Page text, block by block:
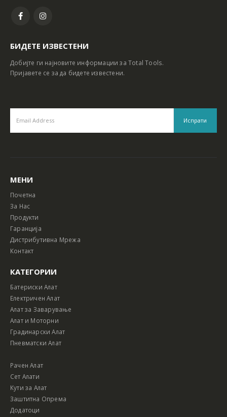
БИДЕТЕ ИЗВЕСТЕНИ
Добијте ги најновите информации за Total Tools.
Пријавете се за да бидете известени.
МЕНИ
Почетна
За Нас
Продукти
Гаранција
Дистрибутивна Мрежа
Контакт
КАТЕГОРИИ
Батериски Алат
Електричен Алат
Алат за Заварување
Алат и Моторни
Градинарски Алат
Пневматски Алат
Рачен Алат
Сет Алати
Кути за Алат
Заштитна Опрема
Додатоци